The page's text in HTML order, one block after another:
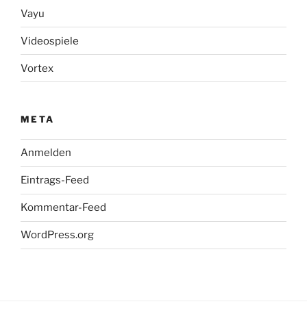
Vayu
Videospiele
Vortex
META
Anmelden
Eintrags-Feed
Kommentar-Feed
WordPress.org